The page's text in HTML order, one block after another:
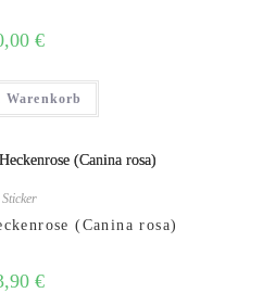
€
Warenkorb
Sticker
(Canina rosa)
€